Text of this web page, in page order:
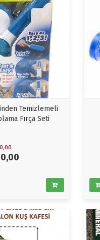
Temizlemeli
Fırça Seti